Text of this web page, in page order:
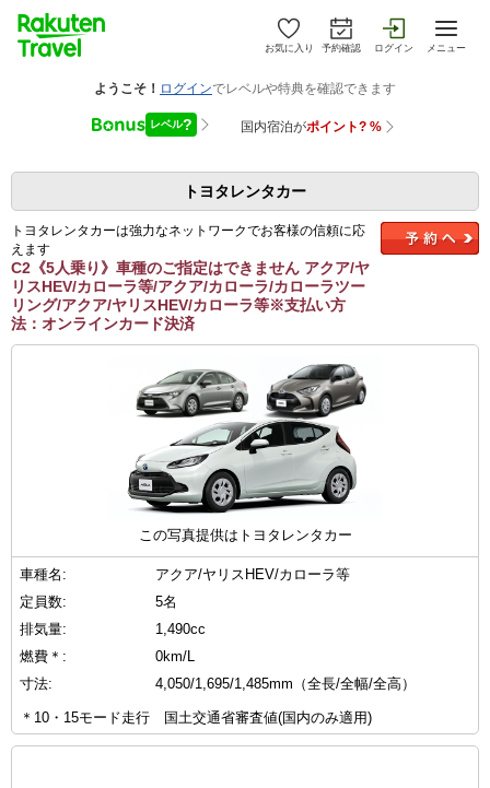
お気に入り 予約確認 ログイン メニュー
トヨタレンタカー
トヨタレンタカーは強力なネットワークでお客様の信頼に応
えます
C2《5人乗り》車種のご指定はできません アクア/ヤ
リスHEV/カローラ等/アクア/カローラ/カローラツー
リング/アクア/ヤリスHEV/カローラ等※支払い方
法：オンラインカード決済
この写真提供はトヨタレンタカー
車種名:
アクア/ヤリスHEV/カローラ等
定員数:
5名
排気量:
1,490cc
燃費＊:
0km/L
寸法:
4,050/1,695/1,485mm（全長/全幅/全高）
＊10・15モード走行 国土交通省審査値(国内のみ適用)